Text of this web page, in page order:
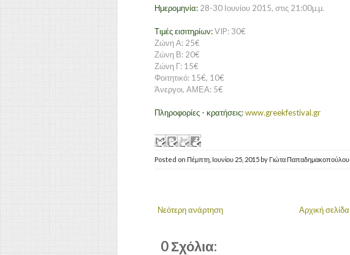
Ημερομηνία: 28-30 Ιουνίου 2015, στις 21:00μ.μ.
Τιμές εισιτηρίων:VIP: 30€
Ζώνη Α: 25€
Ζώνη Β: 20€
Ζώνη Γ: 15€
Φοιτητικό: 15€, 10€
Άνεργοι, ΑΜΕΑ: 5€
Πληροφορίες - κρατήσεις:www.greekfestival.gr
Posted on Πέμπτη, Ιουνίου 25, 2015 by Γιώτα Παπαδημακοπούλου
Νεότερη ανάρτηση Αρχική σελίδα
0 Σχόλια: